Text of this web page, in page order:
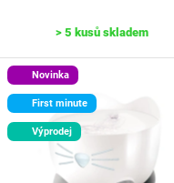
> 5 kusů skladem
Novinka
First minute
Výprodej